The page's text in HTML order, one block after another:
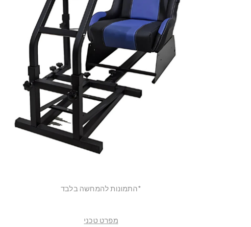
*התמונות להמחשה בלבד
מפרט טכני